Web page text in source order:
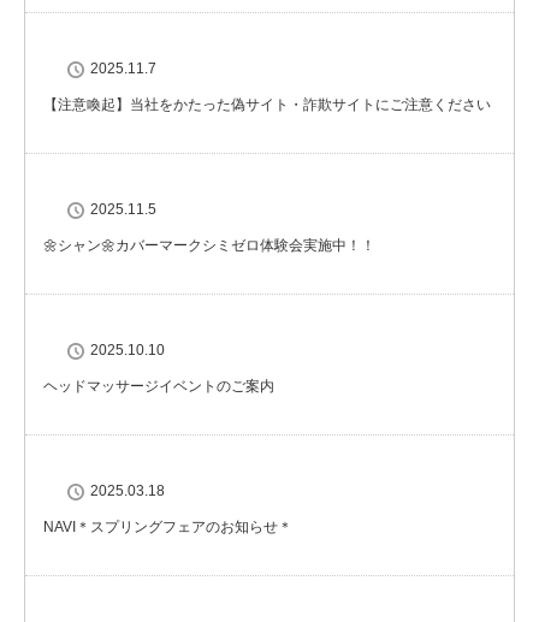
2025.11.7
【注意喚起】当社をかたった偽サイト・詐欺サイトにご注意ください
2025.11.5
🌼シャン🌼カバーマークシミゼロ体験会実施中！！
2025.10.10
ヘッドマッサージイベントのご案内
2025.03.18
NAVI＊スプリングフェアのお知らせ＊